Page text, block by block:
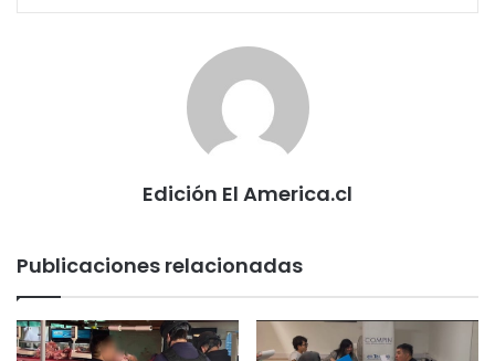
Edición El America.cl
Publicaciones relacionadas